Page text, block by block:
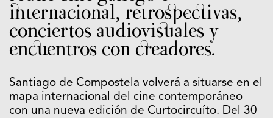
internacional, retrospectivas,
conciertos audiovisuales y
encuentros con creadores.
Santiago de Compostela volverá a situarse en el
mapa internacional del cine contemporáneo
con una nueva edición de Curtocircuíto. Del 30